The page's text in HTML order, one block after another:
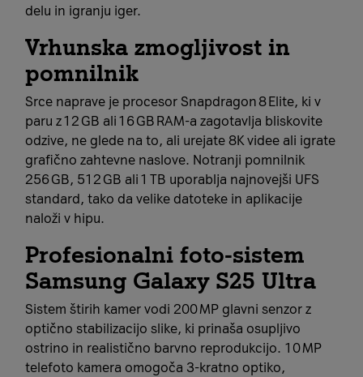
delu in igranju iger.
Vrhunska zmogljivost in
pomnilnik
Srce naprave je procesor Snapdragon 8 Elite, ki v
paru z 12 GB ali 16 GB RAM‑a zagotavlja bliskovite
odzive, ne glede na to, ali urejate 8K videe ali igrate
grafično zahtevne naslove. Notranji pomnilnik
256 GB, 512 GB ali 1 TB uporablja najnovejši UFS
standard, tako da velike datoteke in aplikacije
naloži v hipu.
Profesionalni foto‑sistem
Samsung Galaxy S25 Ultra
Sistem štirih kamer vodi 200 MP glavni senzor z
optično stabilizacijo slike, ki prinaša osupljivo
ostrino in realistično barvno reprodukcijo. 10 MP
telefoto kamera omogoča 3‑kratno optiko,